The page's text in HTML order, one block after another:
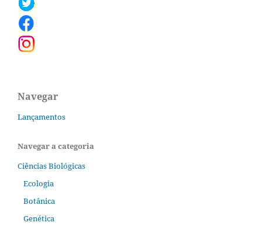
Navegar
Lançamentos
Navegar a categoria
Ciências Biológicas
Ecologia
Botânica
Genética